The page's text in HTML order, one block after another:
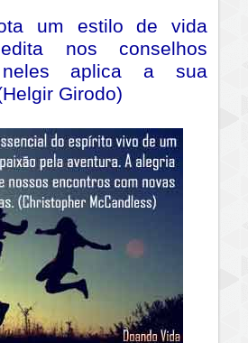
um estilo de vida
nos conselhos
aplica a sua
Girodo)